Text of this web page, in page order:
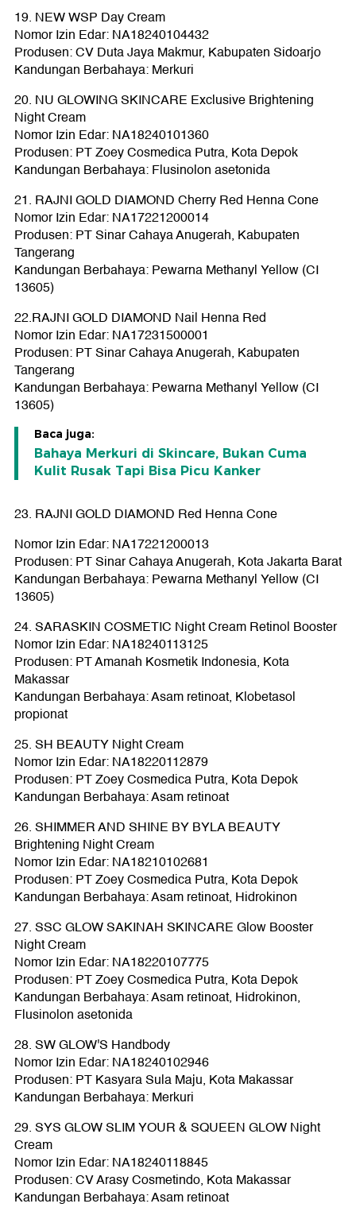
19. NEW WSP Day Cream
Nomor Izin Edar: NA18240104432
Produsen: CV Duta Jaya Makmur, Kabupaten Sidoarjo
Kandungan Berbahaya: Merkuri
20. NU GLOWING SKINCARE Exclusive Brightening
Night Cream
Nomor Izin Edar: NA18240101360
Produsen: PT Zoey Cosmedica Putra, Kota Depok
Kandungan Berbahaya: Flusinolon asetonida
21. RAJNI GOLD DIAMOND Cherry Red Henna Cone
Nomor Izin Edar: NA17221200014
Produsen: PT Sinar Cahaya Anugerah, Kabupaten
Tangerang
Kandungan Berbahaya: Pewarna Methanyl Yellow (CI
13605)
22.RAJNI GOLD DIAMOND Nail Henna Red
Nomor Izin Edar: NA17231500001
Produsen: PT Sinar Cahaya Anugerah, Kabupaten
Tangerang
Kandungan Berbahaya: Pewarna Methanyl Yellow (CI
13605)
Baca juga:
Bahaya Merkuri di Skincare, Bukan Cuma
Kulit Rusak Tapi Bisa Picu Kanker
23. RAJNI GOLD DIAMOND Red Henna Cone
Nomor Izin Edar: NA17221200013
Produsen: PT Sinar Cahaya Anugerah, Kota Jakarta Barat
Kandungan Berbahaya: Pewarna Methanyl Yellow (CI
13605)
24. SARASKIN COSMETIC Night Cream Retinol Booster
Nomor Izin Edar: NA18240113125
Produsen: PT Amanah Kosmetik Indonesia, Kota
Makassar
Kandungan Berbahaya: Asam retinoat, Klobetasol
propionat
25. SH BEAUTY Night Cream
Nomor Izin Edar: NA18220112879
Produsen: PT Zoey Cosmedica Putra, Kota Depok
Kandungan Berbahaya: Asam retinoat
26. SHIMMER AND SHINE BY BYLA BEAUTY
Brightening Night Cream
Nomor Izin Edar: NA18210102681
Produsen: PT Zoey Cosmedica Putra, Kota Depok
Kandungan Berbahaya: Asam retinoat, Hidrokinon
27. SSC GLOW SAKINAH SKINCARE Glow Booster
Night Cream
Nomor Izin Edar: NA18220107775
Produsen: PT Zoey Cosmedica Putra, Kota Depok
Kandungan Berbahaya: Asam retinoat, Hidrokinon,
Flusinolon asetonida
28. SW GLOW'S Handbody
Nomor Izin Edar: NA18240102946
Produsen: PT Kasyara Sula Maju, Kota Makassar
Kandungan Berbahaya: Merkuri
29. SYS GLOW SLIM YOUR & SQUEEN GLOW Night
Cream
Nomor Izin Edar: NA18240118845
Produsen: CV Arasy Cosmetindo, Kota Makassar
Kandungan Berbahaya: Asam retinoat